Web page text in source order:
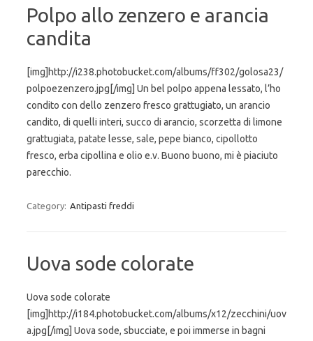
Polpo allo zenzero e arancia
candita
[img]http://i238.photobucket.com/albums/ff302/golosa23/
polpoezenzero.jpg[/img] Un bel polpo appena lessato, l’ho
condito con dello zenzero fresco grattugiato, un arancio
candito, di quelli interi, succo di arancio, scorzetta di limone
grattugiata, patate lesse, sale, pepe bianco, cipollotto
fresco, erba cipollina e olio e.v. Buono buono, mi è piaciuto
parecchio.
Category: Antipasti freddi
Uova sode colorate
Uova sode colorate
[img]http://i184.photobucket.com/albums/x12/zecchini/uov
a.jpg[/img] Uova sode, sbucciate, e poi immerse in bagni